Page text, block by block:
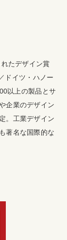
たデザイン賞
ドイツ・ハノー
以上の製品とサ
企業のデザイン
。工業デザイン
著名な国際的な